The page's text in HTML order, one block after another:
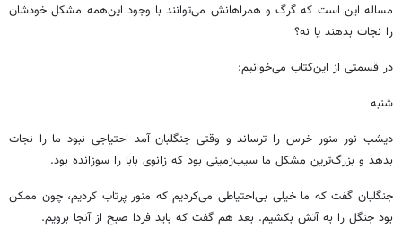
مساله این است که گرگ و همراهانش می‌توانند با وجود این‌همه مشکل خودشان
را نجات بدهند یا نه؟
در قسمتی از این‌کتاب می‌خوانیم:
شنبه
دیشب نور منور خرس را ترساند و وقتی جنگلبان آمد احتیاجی نبود ما را نجات
بدهد و بزرگ‌ترین مشکل ما سیب‌زمینی بود که زانوی بابا را سوزانده بود.
جنگلبان گفت که ما خیلی بی‌احتیاطی می‌کردیم که منور پرتاب کردیم، چون ممکن
بود جنگل را به آتش بکشیم. بعد هم گفت که باید فردا صبح از آنجا برویم.